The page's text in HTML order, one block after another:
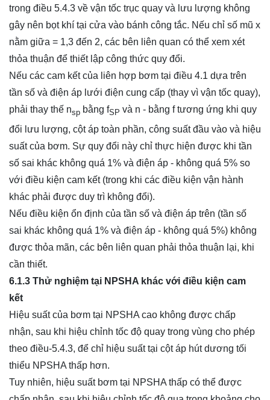
trong điều 5.4.3 về vận tốc trục quay và lưu lượng không
gây nên bọt khí tại cửa vào bánh công tắc. Nếu chỉ số mũ x
nằm giữa = 1,3 đến 2, các bên liên quan có thể xem xét
thỏa thuận để thiết lập công thức quy đổi.
Nếu các cam kết của liên hợp bơm tại điều 4.1 dựa trên
tần số và điện áp lưới điện cung cấp (thay vì vận tốc quay),
phải thay thế nsp bằng fSP và n - bằng f tương ứng khi quy
đổi lưu lượng, cột áp toàn phần, công suất đầu vào và hiệu
suất của bơm. Sự quy đổi này chỉ thực hiện được khi tần
số sai khác không quá 1% và điện áp - không quá 5% so
với điều kiện cam kết (trong khi các điều kiện vận hành
khác phải được duy trì không đổi).
Nếu điều kiện ổn định của tần số và điện áp trên (tần số
sai khác không quá 1% và điện áp - không quá 5%) không
được thỏa mãn, các bên liên quan phải thỏa thuận lại, khi
cần thiết.
6.1.3 Thử nghiệm tại NPSHA khác với điều kiện cam
kết
Hiệu suất của bơm tại NPSHA cao không được chấp
nhận, sau khi hiệu chỉnh tốc độ quay trong vùng cho phép
theo điều-5.4.3, để chỉ hiệu suất tại cột áp hút dương tối
thiểu NPSHA thấp hơn.
Tuy nhiên, hiệu suất bơm tại NPSHA thấp có thể được